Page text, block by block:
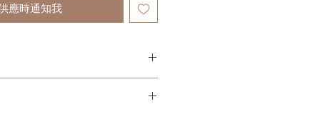
應時通知我
和頭皮上，靜置幾分鐘，然後沖洗乾